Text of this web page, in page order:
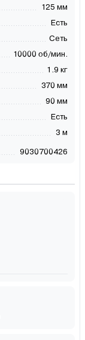
125 мм
Есть
Сеть
10000 об/мин.
1.9 кг
370 мм
90 мм
Есть
3 м
9030700426